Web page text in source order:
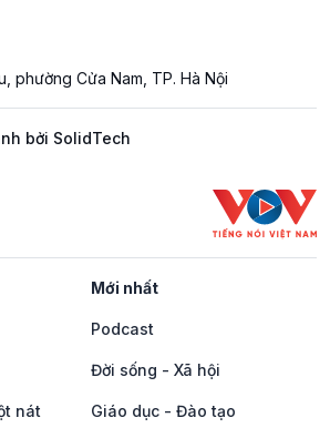
phường Cửa Nam, TP. Hà Nội
bởi SolidTech
Mới nhất
Podcast
Đời sống - Xã hội
nát Giáo dục - Đào tạo